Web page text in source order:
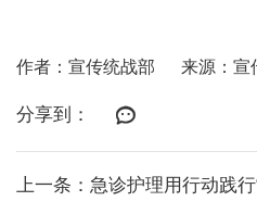
作者：宣传统战部 来源：宣
分享到：
上一条：急诊护理用行动践